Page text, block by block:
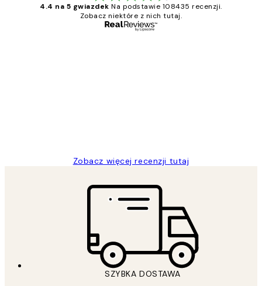
4.4 na 5 gwiazdek Na podstawie 108435 recenzji.
Zobacz niektóre z nich tutaj.
Zobacz więcej recenzji tutaj
SZYBKA DOSTAWA